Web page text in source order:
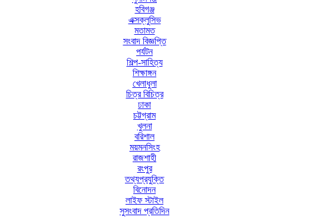
হবিগঞ্জ
এক্সক্লুসিভ
মতামত
সংবাদ বিজ্ঞপ্তি
পর্যটন
শিল্প-সাহিত্য
শিক্ষাঙ্গন
খেলাধুলা
চিত্র বিচিত্র
ঢাকা
চট্টগ্রাম
খুলনা
বরিশাল
ময়মনসিংহ
রাজশাহী
রংপুর
তথ্যপ্রযুক্তি
বিনোদন
লাইফ স্টাইল
সুসংবাদ প্রতিদিন